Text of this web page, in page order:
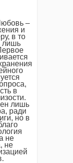
–
и
в то
лишь
в
лишь
ради
но в
не
не